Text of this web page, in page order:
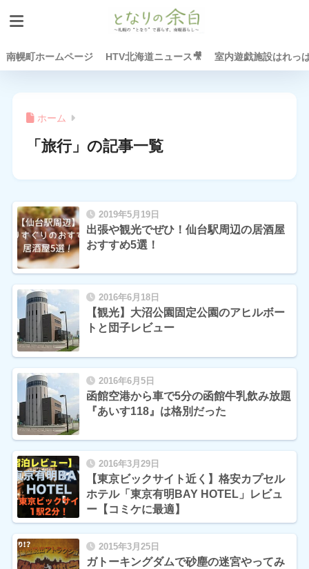
南幌町ホームページ HTV北海道ニュース🎥 室内遊戯施設はれっ
ホーム
「旅行」の記事一覧
2019年5月19日
出張や観光でぜひ！仙台駅周辺の居酒屋
おすすめ5選！
2016年6月18日
【観光】大沼公園固定公園のアヒルボー
トと団子レビュー
2016年6月5日
函館空港から車で5分の函館牛乳飲み放題
『あいす118』は格別だった
2016年3月29日
【東京ビックサイト近く】格安カプセル
ホテル「東京有明BAY HOTEL」レビュ
ー【コミケに最適】
2015年3月25日
ガトーキングダムで砂塵の迷宮やってみ